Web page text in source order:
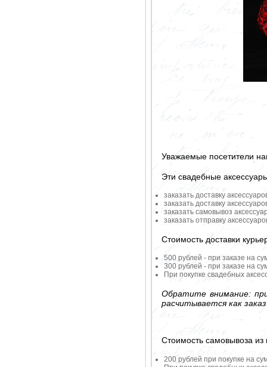
Уважаемые посетители
Эти свадебные
заказать доставку
заказать доставку
заказать самовывоз
заказать отправку
Стоимость доставки
500 рублей - при заказе на
300 рублей - при заказе на
При покупке свадебных
Обратите внимание:
расчитывается как
Стоимость самовывоза из
200 рублей при покупке на